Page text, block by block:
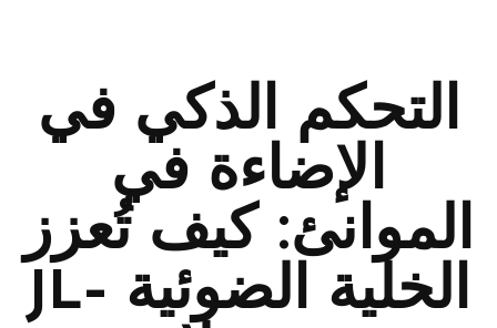
التحكم الذكي في
الإضاءة في
الموانئ: كيف تُعزز
الخلية الضوئية JL-